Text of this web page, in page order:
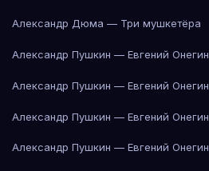
Александр Дюма — Три мушкетёра
Александр Пушкин — Евгений Онегин
Александр Пушкин — Евгений Онегин
Александр Пушкин — Евгений Онегин
Александр Пушкин — Евгений Онегин